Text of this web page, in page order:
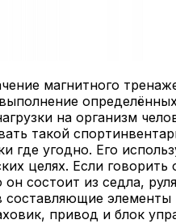
магнитного
на организм
такой
где угодно. Его
целях. Если
состоит из седла,
составляющие элементы
привод и блок